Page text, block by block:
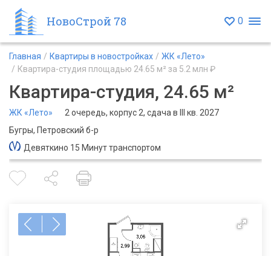
НовоСтрой 78 0
Главная Квартиры в новостройках
ЖК «Лето»
Квартира-студия площадью 24.65 м² за 5.2 млн ₽
Квартира-студия, 24.65 м²
ЖК «Лето»
2 очередь, корпус 2, сдача в III кв. 2027
Бугры, Петровский б-р
Девяткино 15 Минут транспортом